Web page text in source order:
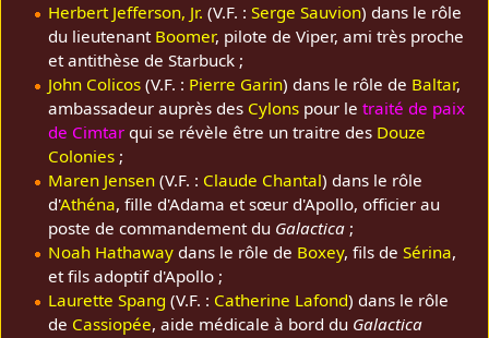
Herbert Jefferson, Jr. (V.F. : Serge Sauvion) dans le rôle
du lieutenant Boomer, pilote de Viper, ami très proche
et antithèse de Starbuck ;
John Colicos(V.F. : Pierre Garin) dans le rôle de Baltar,
ambassadeur auprès des Cylonspour le traité de paix
de Cimtarqui se révèle être un traitre des Douze
Colonies;
Maren Jensen(V.F. : Claude Chantal) dans le rôle
d'Athéna, fille d'Adama et sœur d'Apollo, officier au
poste de commandement du Galactica;
Noah Hathawaydans le rôle de Boxey, fils de Sérina,
et fils adoptif d'Apollo ;
Laurette Spang (V.F. : Catherine Lafond) dans le rôle
de Cassiopée, aide médicale à bord du Galactica